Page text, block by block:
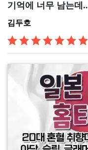
기억에 너무 남는데..
김두호